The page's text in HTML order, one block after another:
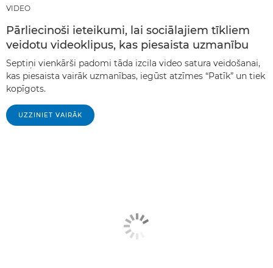
VIDEO
Pārliecinoši ieteikumi, lai sociālajiem tīkliem
veidotu videoklipus, kas piesaista uzmanību
Septiņi vienkārši padomi tāda izcila video satura veidošanai,
kas piesaista vairāk uzmanības, iegūst atzīmes “Patīk” un tiek
kopīgots.
UZZINIET VAIRĀK